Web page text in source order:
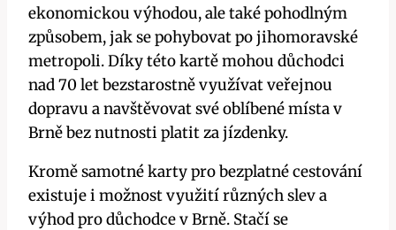
ekonomickou výhodou, ale také pohodlným
způsobem, jak se pohybovat po jihomoravské
metropoli. Díky této kartě mohou důchodci
nad 70 let bezstarostně využívat veřejnou
dopravu a navštěvovat své oblíbené místa v
Brně bez nutnosti platit za jízdenky.
Kromě samotné karty pro bezplatné cestování
existuje i možnost využití různých slev a
výhod pro důchodce v Brně. Stačí se